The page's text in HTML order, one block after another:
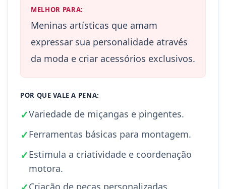
MELHOR PARA:
Meninas artísticas que amam
expressar sua personalidade através
da moda e criar acessórios exclusivos.
POR QUE VALE A PENA:
✓Variedade de miçangas e pingentes.
✓Ferramentas básicas para montagem.
✓Estimula a criatividade e coordenação
motora.
Criação de peças personalizadas.